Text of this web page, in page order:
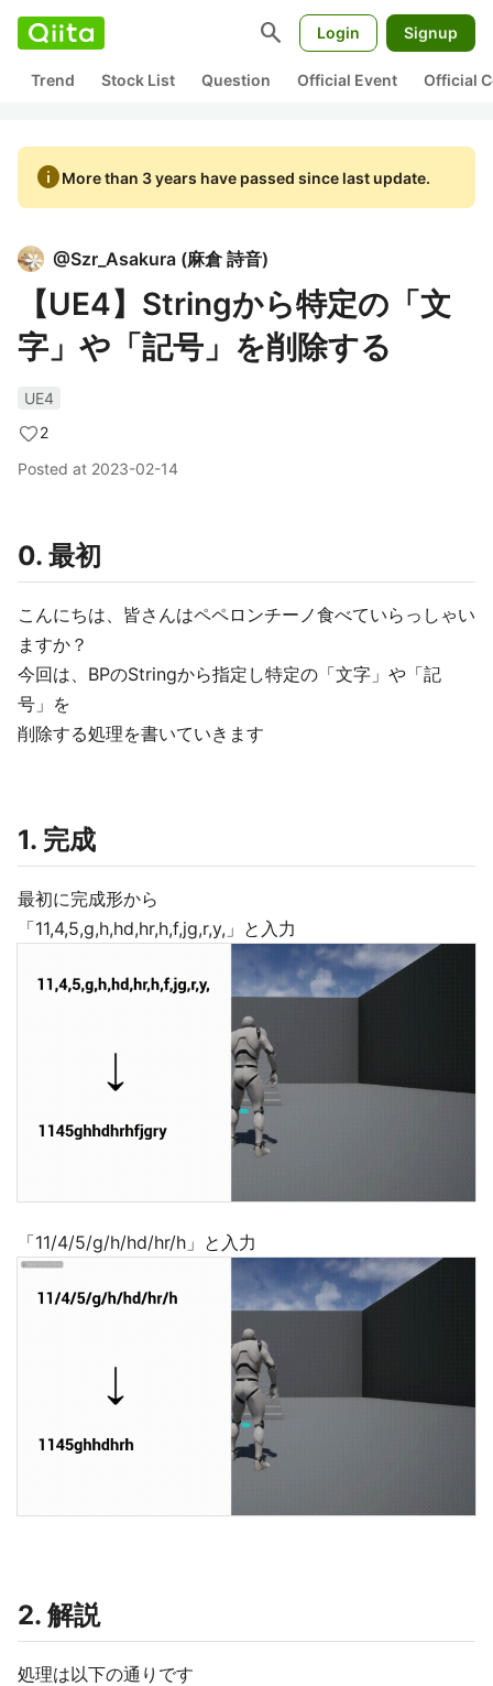
search Login Signup
Trend Stock List Question Official Event Official
infoMore than 3 years have passed since last update.
@Szr_Asakura (麻倉 詩音)
【UE4】Stringから特定の「文
字」や「記号」を削除する
UE4
2
Posted at 2023-02-14
0. 最初
こんにちは、皆さんはペペロンチーノ食べていらっしゃい
ますか？
今回は、BPのStringから指定し特定の「文字」や「記
号」を
削除する処理を書いていきます
1. 完成
最初に完成形から
「11,4,5,g,h,hd,hr,h,f,jg,r,y,」と入力
「11/4/5/g/h/hd/hr/h」と入力
2. 解説
処理は以下の通りです